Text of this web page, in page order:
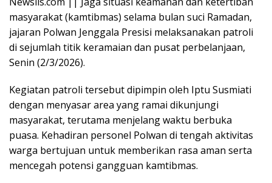
masyarakat (kamtibmas) selama bulan suci Ramadan,
jajaran Polwan Jenggala Presisi melaksanakan patroli
di sejumlah titik keramaian dan pusat perbelanjaan,
Senin (2/3/2026).
Kegiatan patroli tersebut dipimpin oleh Iptu Susmiati
dengan menyasar area yang ramai dikunjungi
masyarakat, terutama menjelang waktu berbuka
puasa. Kehadiran personel Polwan di tengah aktivitas
warga bertujuan untuk memberikan rasa aman serta
mencegah potensi gangguan kamtibmas.